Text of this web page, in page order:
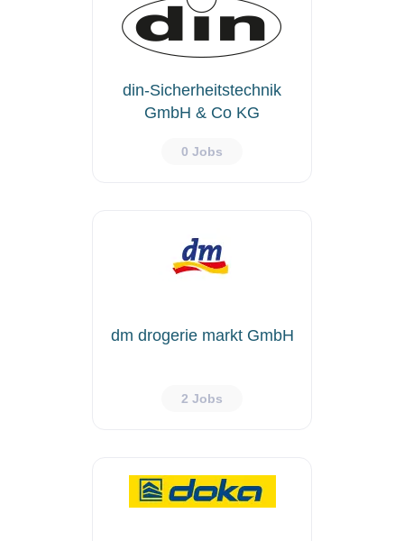
din-Sicherheitstechnik
GmbH & Co KG
0 Jobs
dm drogerie markt GmbH
2 Jobs